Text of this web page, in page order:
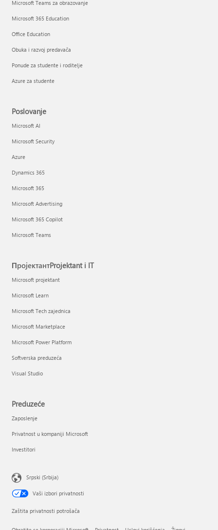
Microsoft Teams za obrazovanje
Microsoft 365 Education
Office Education
Obuka i razvoj predavača
Ponude za studente i roditelje
Azure za studente
Poslovanje
Microsoft AI
Microsoft Security
Azure
Dynamics 365
Microsoft 365
Microsoft Advertising
Microsoft 365 Copilot
Microsoft Teams
ПројектантProjektant i IT
Microsoft projektant
Microsoft Learn
Microsoft Tech zajednica
Microsoft Marketplace
Microsoft Power Platform
Softverska preduzeća
Visual Studio
Preduzeće
Zaposlenje
Privatnost u kompaniji Microsoft
Investitori
Srpski (Srbija)
Vaši izbori privatnosti
Zaštita privatnosti potrošača